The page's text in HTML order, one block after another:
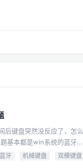
后键盘突然没反应了，怎么
基本都是win系统的蓝牙休
右侧找到你的蓝牙设备
蓝牙 机械键盘 双模键盘